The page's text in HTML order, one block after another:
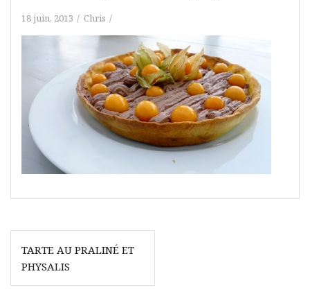
18 juin, 2013 Chris
Navigation
de
l’article
TARTE AU PRALINÉ ET
PHYSALIS